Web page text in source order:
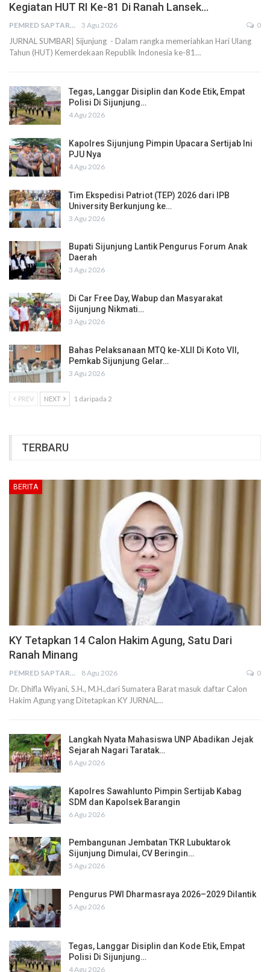
Kegiatan HUT RI Ke-81 Di Ranah Lansek…
PEMRED SAPTARIUS 3 Agu 2026 0
JURNAL SUMBAR| Sijunjung - Dalam rangka memeriahkan Hari Ulang
Tahun (HUT) Kemerdekaan Republik Indonesia ke-81…
Tegas, Langgar Disiplin dan Kode Etik, Empat
Polisi Di Sijunjung…
4 Agu 2026
Kapolres Sijunjung Pimpin Upacara Sertijab Ini
PJU Nya
4 Agu 2026
Tim Ekspedisi Patriot (TEP) 2026 dari IPB
University Berkunjung ke…
3 Agu 2026
Bupati Sijunjung Lantik Pengurus Forum Anak
Daerah
3 Agu 2026
Di Car Free Day, Wabup dan Masyarakat
Sijunjung Nikmati…
3 Agu 2026
Bahas Pelaksanaan MTQ ke-XLII Di Koto VII,
Pemkab Sijunjung Gelar…
3 Agu 2026
PREV NEXT 1 daripada 2
TERBARU
BERITA
KY Tetapkan 14 Calon Hakim Agung, Satu Dari
Ranah Minang
PEMRED SAPTARIUS 8 Agu 2026 0
Dr. Dhifla Wiyani, S.H., M.H.,dari Sumatera Barat masuk daftar Calon
Hakim Agung yang Ditetapkan KY JURNAL…
Langkah Nyata Mahasiswa UNP Abadikan Jejak
Sejarah Nagari Taratak…
8 Agu 2026
Kapolres Sawahlunto Pimpin Sertijab Kabag
SDM dan Kapolsek Barangin
6 Agu 2026
Pembangunan Jembatan TKR Lubuktarok
Sijunjung Dimulai, CV Beringin…
5 Agu 2026
Pengurus PWI Dharmasraya 2026–2029 Dilantik
5 Agu 2026
Tegas, Langgar Disiplin dan Kode Etik, Empat
Polisi Di Sijunjung…
4 Agu 2026